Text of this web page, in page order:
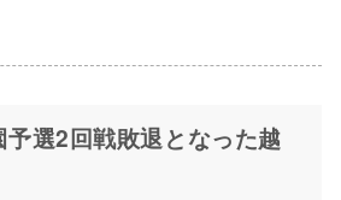
選2回戦敗退となった越